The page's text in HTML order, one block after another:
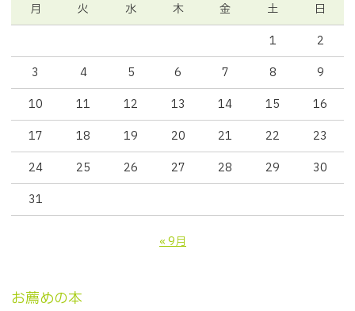
月
火 水 木 金 土
日
1
2
3
4 5 6 7 8
9
10
11 12 13 14 15
16
17
18 19 20 21 22
23
24
25 26 27 28 29
30
31
« 9月
お薦めの本